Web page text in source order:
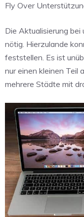
Fly Over
Die Aktualisierung
nötig. Hierzulande
feststellen. Es ist
nur einen kleinen Teil
mehrere Städte mit